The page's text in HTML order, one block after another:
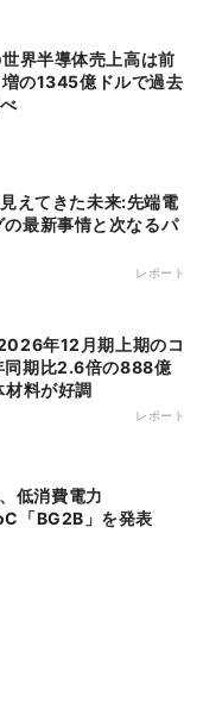
の1345億ドルで過去
えてきた未来:先端電
最新事情と次なるパ
レポート
同期比2.6倍の888億
材料が好調
レポート
「BG2B」を発表